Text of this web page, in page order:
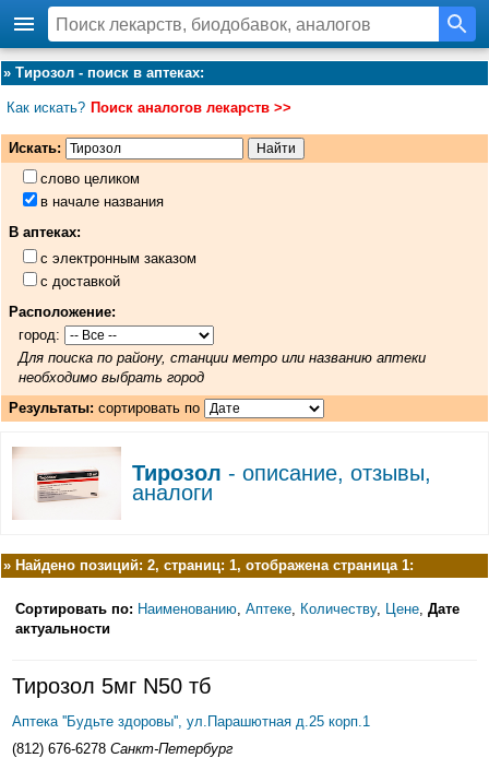
» Тирозол - поиск в аптеках:
Как искать? Поиск аналогов лекарств >>
Искать:
слово целиком
в начале названия
В аптеках:
с электронным заказом
с доставкой
Расположение:
город:
Для поиска по району, станции метро или названию аптеки
необходимо выбрать город
Результаты: сортировать по
Тирозол - описание, отзывы,
аналоги
» Найдено позиций: 2, страниц: 1, отображена страница 1:
Сортировать по: Наименованию Аптеке Количеству, Цене Дате
актуальности
Тирозол 5мг N50 тб
Аптека ''Будьте здоровы'', ул.Парашютная д.25 корп.1
(812) 676-6278 Санкт-Петербург